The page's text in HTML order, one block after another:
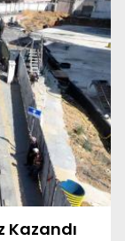
Kazandı